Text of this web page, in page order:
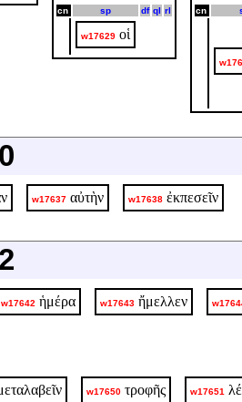
cn sp df ql rl
w17629 οἱ
cn
w17637 αὐτὴν w17638 ἐκπεσεῖν
w17642 ἡμέρα w17643 ἤμελλεν
w17650 τροφῆς w17651